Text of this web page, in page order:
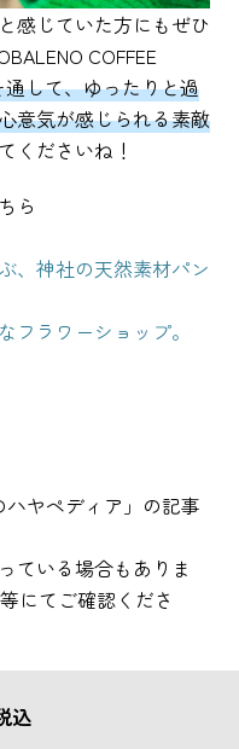
感じていた方にもぜひ
COFFEE
通して、ゆったりと過
意気が感じられる素敵
くださいね！
ら
、神社の天然素材パン
フラワーショップ。
ヤペディア」の記事
ている場合もありま
にてご確認くださ
込